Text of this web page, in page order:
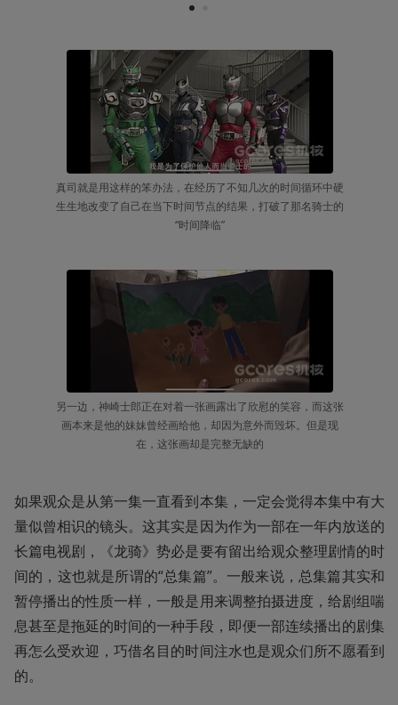
1
真司就是用这样的笨办法，在经历了不知几次的时间循环中硬
生生地改变了自己在当下时间节点的结果，打破了那名骑士的
“时间降临”
另一边，神崎士郎正在对着一张画露出了欣慰的笑容，而这张
画本来是他的妹妹曾经画给他，却因为意外而毁坏。但是现
在，这张画却是完整无缺的
如果观众是从第一集一直看到本集，一定会觉得本集中有大
量似曾相识的镜头。这其实是因为作为一部在一年内放送的
长篇电视剧，《龙骑》势必是要有留出给观众整理剧情的时
间的，这也就是所谓的“总集篇”。一般来说，总集篇其实和
暂停播出的性质一样，一般是用来调整拍摄进度，给剧组喘
息甚至是拖延的时间的一种手段，即便一部连续播出的剧集
再怎么受欢迎，巧借名目的时间注水也是观众们所不愿看到
的。